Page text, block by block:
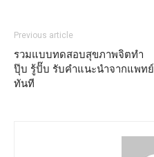
Previous article
รวมแบบทดสอบสุขภาพจิตทำ
ปุ๊บ รู้ปั๊บ รับคำแนะนำจากแพทย์
ทันที